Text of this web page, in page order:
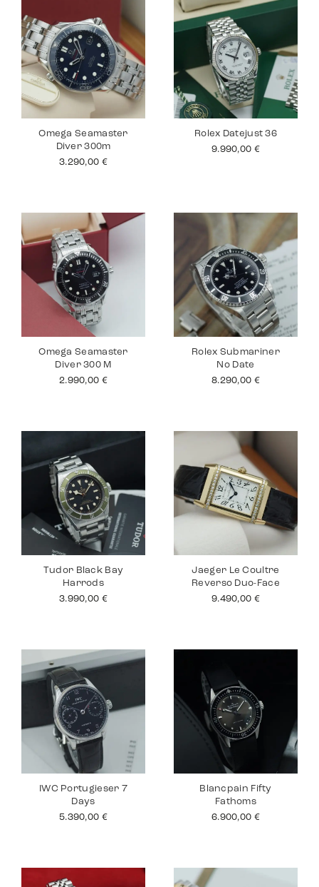
Omega Seamaster
Diver 300m
3.290,00 €
Rolex Datejust 36
9.990,00 €
Omega Seamaster
Diver 300 M
2.990,00 €
Rolex Submariner
No Date
8.290,00 €
Tudor Black Bay
Harrods
3.990,00 €
Jaeger Le Coultre
Reverso Duo-Face
9.490,00 €
IWC Portugieser 7
Days
5.390,00 €
Blancpain Fifty
Fathoms
6.900,00 €